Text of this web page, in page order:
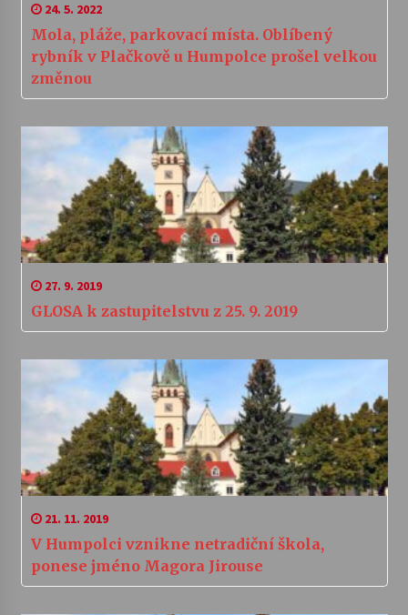
24. 5. 2022
Mola, pláže, parkovací místa. Oblíbený
rybník v Plačkově u Humpolce prošel velkou
změnou
27. 9. 2019
GLOSA k zastupitelstvu z 25. 9. 2019
21. 11. 2019
V Humpolci vznikne netradiční škola,
ponese jméno Magora Jirouse